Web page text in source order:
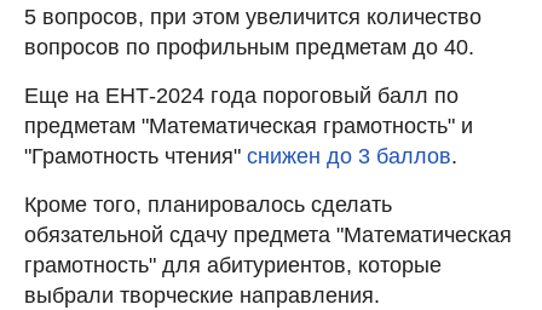
5 вопросов, при этом увеличится количество
вопросов по профильным предметам до 40.
Еще на ЕНТ-2024 года пороговый балл по
предметам "Математическая грамотность" и
"Грамотность чтения" снижен до 3 баллов.
Кроме того, планировалось сделать
обязательной сдачу предмета "Математическая
грамотность" для абитуриентов, которые
выбрали творческие направления.